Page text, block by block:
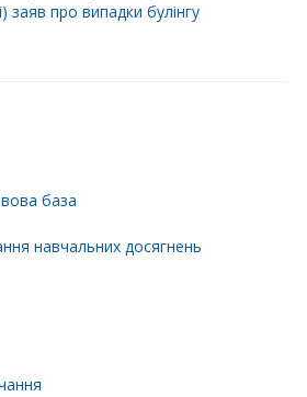
заяв про випадки булінгу
база
навчальних досягнень